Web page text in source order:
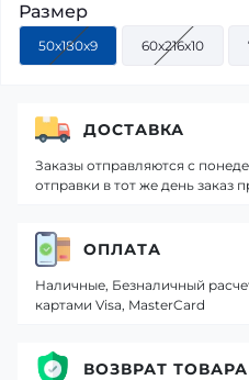
Размер
50x180x9 60x216x10
ДОСТАВКА
Заказы отправляются с
отправки в тот же день заказ
ОПЛАТА
Наличные, Безналичный
картами Visa, MasterCard
ВОЗВРАТ ТОВАРА